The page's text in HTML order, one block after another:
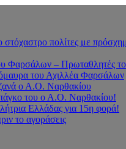
πολίτες με
– Πρωταθλητές
του Αχιλλέα Φαρσάλων
ο Α.Ο. Ναρθακίου
του ο Α.Ο. Ναρθακίου!
Ελλάδας για 15η φορά!
το αγοράσεις